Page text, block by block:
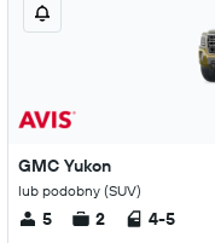
GMC Yukon
lub podobny (SUV)
5 2 4-5